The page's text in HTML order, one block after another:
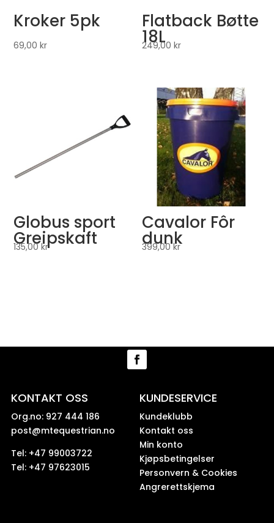
Kroker 5pk
69,00kr
Flatback Bøtte
18L
249,00kr
Globus sport
Greipskaft
135,00kr
Cavalor Fôr
dunk
399,00kr
KONTAKT OSS
Org.no: 927 444 186
post@mtequestrian.no
Tel: +47 99003722
Tel: +47 97623015
KUNDESERVICE
Kundeklubb
Kontakt oss
Min konto
Kjøpsbetingelser
Personvern & Cookies
Angrerettskjema